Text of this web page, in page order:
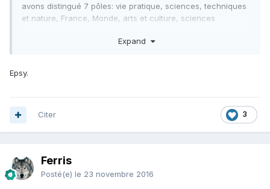
avons distingué 7 pôles: vie pratique, sciences, techniques
et nature, France, Monde, arts et culture, sciences
l'on retrouve dans la signalétique. Il y a ensuite 2 mots
du pôle n'apparait pas, il est symbolisé par la couleur. Un ou
utilisé le champ 1 pour le pôle et le champ 2 pour le 1er mot.
Nous avons un tableau de notre classement, que nous
dewey (ex: dans vie pratique/enfant: prénoms, santé,
psycho, éducation). Les cotes ne sont plus cabbalistiques
Expand
Epsy.
3
Citer
Ferris
Posté(e) le 23 novembre 2016